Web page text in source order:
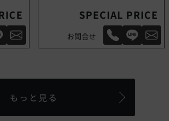
SPECIAL PRICE
お問合せ
もっと見る